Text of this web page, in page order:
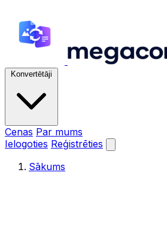
Konvertētāji
Cenas Par mums
Ielogoties Reģistrēties
Sākums